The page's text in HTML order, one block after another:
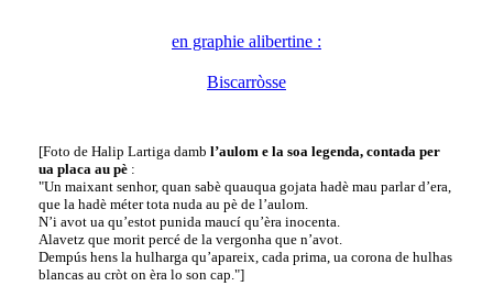
en graphie alibertine :
Biscarròsse
[Foto de Halip Lartiga damb l’aulom e la soa legenda, contada per
ua placa au pè:
"Un maixant senhor, quan sabè quauqua gojata hadè mau parlar d’era,
que la hadè méter tota nuda au pè de l’aulom.
N’i avot ua qu’estot punida maucí qu’èra inocenta.
Alavetz que morit percé de la vergonha que n’avot.
Dempús hens la hulharga qu’apareix, cada prima, ua corona de hulhas
blancas au cròt on èra lo son cap."]